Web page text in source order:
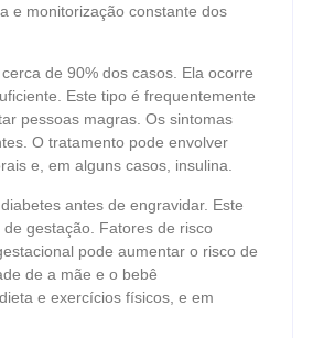
e monitorização constante dos
de 90% dos casos. Ela ocorre
Este tipo é frequentemente
pessoas magras. Os sintomas
O tratamento pode envolver
e, em alguns casos, insulina.
antes de engravidar. Este
gestação. Fatores de risco
pode aumentar o risco de
de a mãe e o bebê
e exercícios físicos, e em